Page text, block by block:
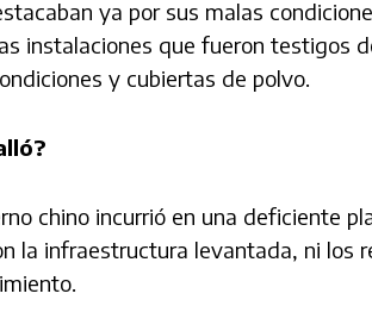
ya por sus malas
instalaciones que fueron testigos
y cubiertas de polvo.
chino incurrió en una deficiente
la infraestructura levantada, ni los